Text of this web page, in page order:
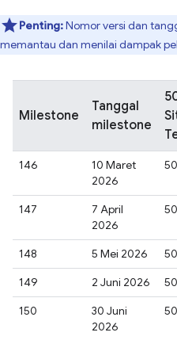
Penting:Nomor versi dan
memantau dan menilai dampak
Milestone
Tanggal
milestone
146
10 Maret
2026
50
147
7 April
2026
50
148 5 Mei 2026 50
149
2 Juni 2026 50
150
30 Juni
2026
50